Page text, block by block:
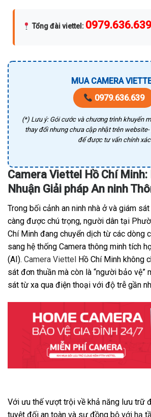
Tổng đài viettel : 0979.636.639
MUA CAMERA
0979.636.639
(*) Lưu ý: Gói cước và chương trình khuyến
thay đổi nhưng chưa cập nhật trên website-
để được tư vấn chính xác
Camera Viettel Hồ Chí
Nhuận Giải pháp An ninh
Trong bối cảnh an ninh nhà ở và giám
càng được chú trọng, người dân tại
Chí Minh đang chuyển dịch từ các dòng
sang hệ thống Camera thông minh tích
(AI). Camera Viettel
Hồ Chí Minh không
sát đơn thuần mà còn là “người bảo vệ”
sát từ xa qua điện thoại với độ trễ gần
Với ưu thế vượt trội về khả năng lưu trữ
tuyệt đối an toàn và sự đồng bộ với hạ